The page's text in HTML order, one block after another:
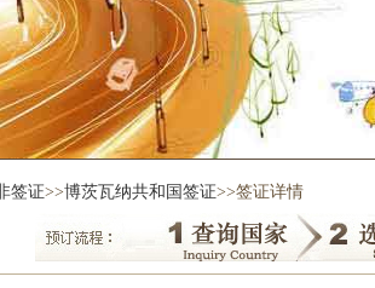
签证>>博茨瓦纳共和国签证>>签证详情